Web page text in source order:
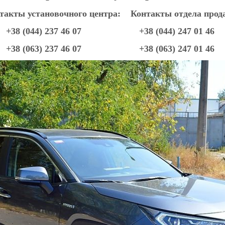
установочного центра: Контакты отдела
+38 (044) 237 46 07 +38 (044) 247 01 46
+38 (063) 237 46 07 +38 (063) 247 01 46